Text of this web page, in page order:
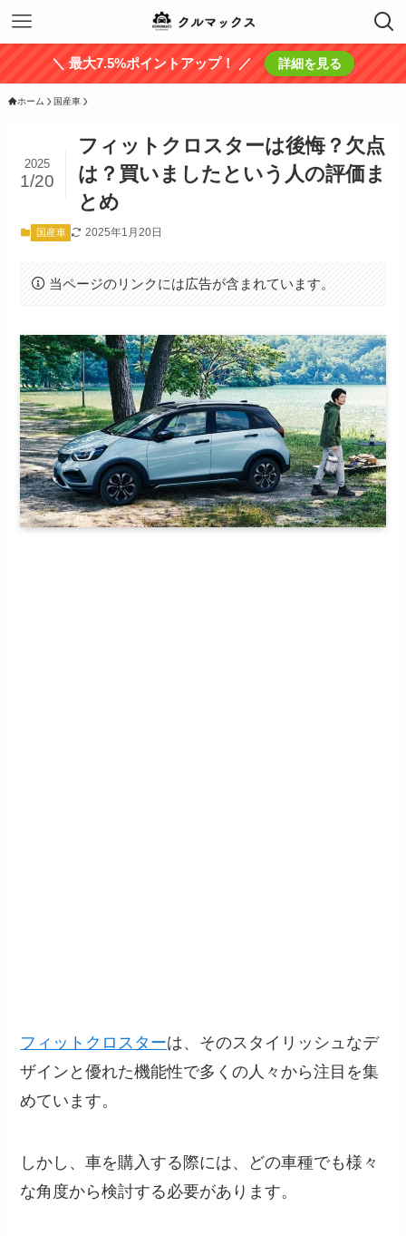
＼ 最大7.5%ポイントアップ！ ／ 詳細を見る
ホーム 国産車
フィットクロスターは後悔？欠点
は？買いましたという人の評価ま
とめ
2025
1/20
国産車 2025年1月20日
当ページのリンクには広告が含まれています。
フィットクロスターは、そのスタイリッシュなデ
ザインと優れた機能性で多くの人々から注目を集
めています。
しかし、車を購入する際には、どの車種でも様々
な角度から検討する必要があります。